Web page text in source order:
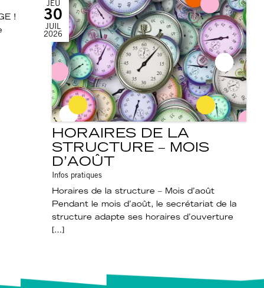
!
HORAIRES DE LA
STRUCTURE – MOIS
D’AOÛT
Infos pratiques
Horaires de la structure – Mois d’août
Pendant le mois d’août, le secrétariat de la
structure adapte ses horaires d’ouverture
[…]
JEU
30
JUIL
2026